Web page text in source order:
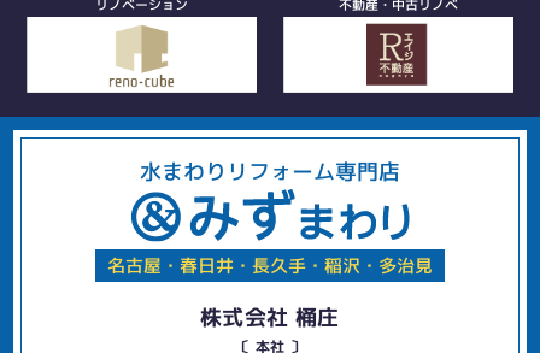
リノベーション 不動産・中古リノベ
水まわりリフォーム専門店
名古屋・春日井・長久手・稲沢・多治見
株式会社 桶庄
〔 本社 〕